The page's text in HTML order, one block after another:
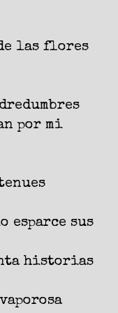
las flores
por mi
esparce sus
historias